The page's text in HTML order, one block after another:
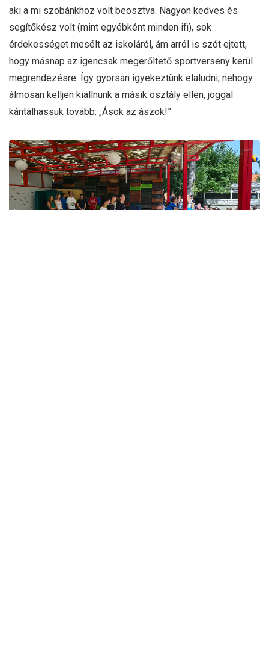
aki a mi szobánkhoz volt beosztva. Nagyon kedves és
segítőkész volt (mint egyébként minden ifi), sok
érdekességet mesélt az iskoláról, ám arról is szót ejtett,
hogy másnap az igencsak megerőltető sportverseny kerül
megrendezésre. Így gyorsan igyekeztünk elaludni, nehogy
álmosan kelljen kiállnunk a másik osztály ellen, joggal
kántálhassuk tovább: „Ások az ászok!”